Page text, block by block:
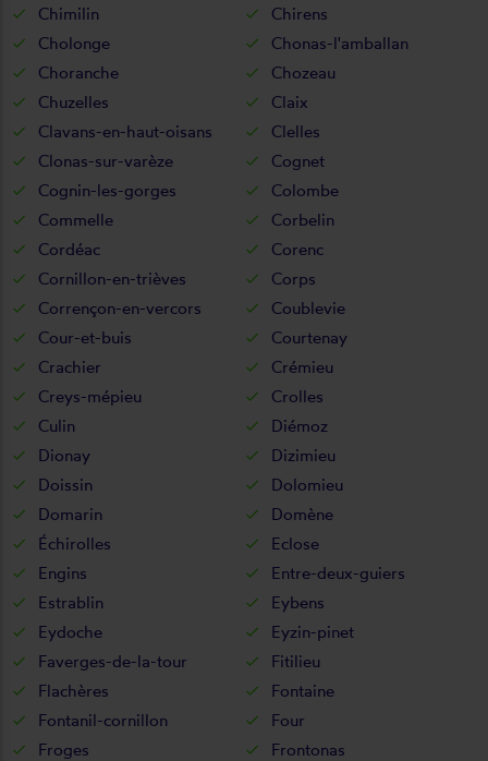
Chimilin
Chirens
Cholonge
Chonas-l'amballan
Choranche
Chozeau
Chuzelles
Claix
Clavans-en-haut-oisans
Clelles
Clonas-sur-varèze
Cognet
Cognin-les-gorges
Colombe
Commelle
Corbelin
Cordéac
Corenc
Cornillon-en-trièves
Corps
Corrençon-en-vercors
Coublevie
Cour-et-buis
Courtenay
Crachier
Crémieu
Creys-mépieu
Crolles
Culin
Diémoz
Dionay
Dizimieu
Doissin
Dolomieu
Domarin
Domène
Échirolles
Eclose
Engins
Entre-deux-guiers
Estrablin
Eybens
Eydoche
Eyzin-pinet
Faverges-de-la-tour
Fitilieu
Flachères
Fontaine
Fontanil-cornillon
Four
Froges
Frontonas